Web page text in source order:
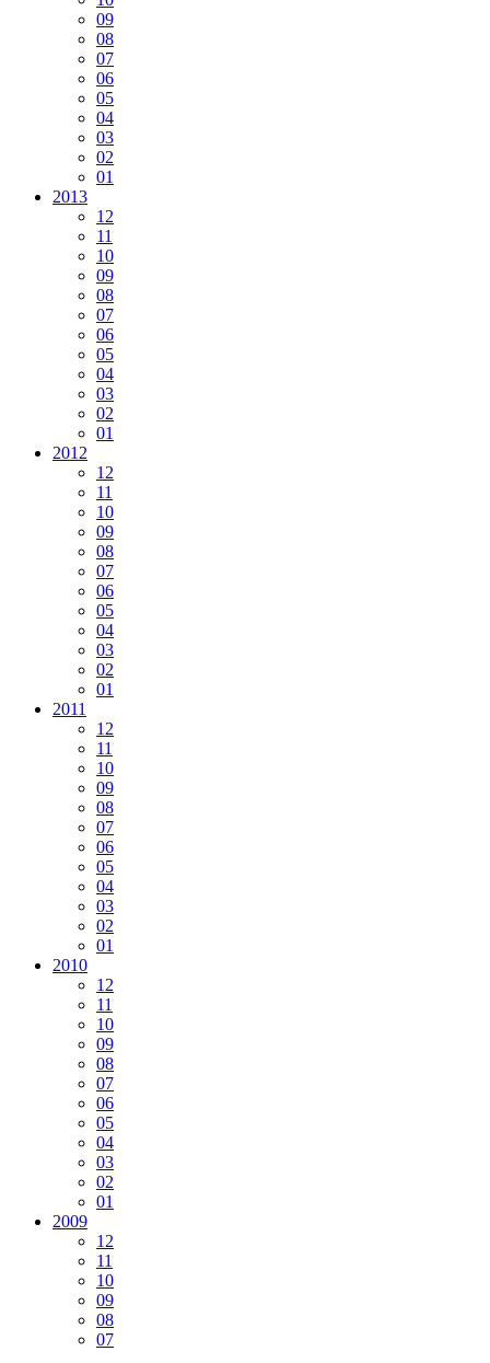
09
08
07
06
05
04
03
02
01
2013
12
11
10
09
08
07
06
05
04
03
02
01
2012
12
11
10
09
08
07
06
05
04
03
02
01
2011
12
11
10
09
08
07
06
05
04
03
02
01
2010
12
11
10
09
08
07
06
05
04
03
02
01
2009
12
11
10
09
08
07